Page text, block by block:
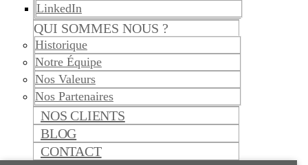
LinkedIn
QUI SOMMES NOUS ?
Historique
Notre Équipe
Nos Valeurs
Nos Partenaires
NOS CLIENTS
BLOG
CONTACT